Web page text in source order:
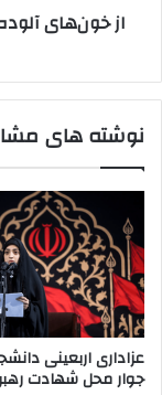
دولت
است؟
از خون‌های
نوشته های
عزاداری اربعینی
جوار محل شهادت